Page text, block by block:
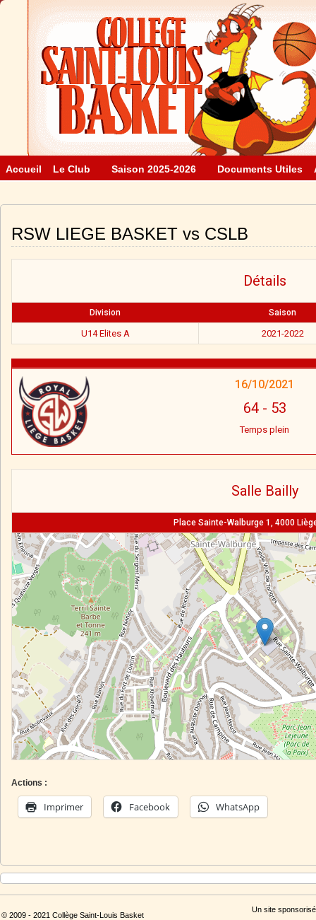
Accueil Le Club Saison 2025-2026 Documents Utiles
RSW LIEGE BASKET vs CSLB
Détails
Division Saison
U14 Elites A 2021-2022
16/10/2021
64- 53
Temps plein
Salle Bailly
Place Sainte-Walburge 1, 4000
Actions :
Imprimer Facebook WhatsApp
© 2009 - 2021 Collège Saint-Louis Basket
Un site